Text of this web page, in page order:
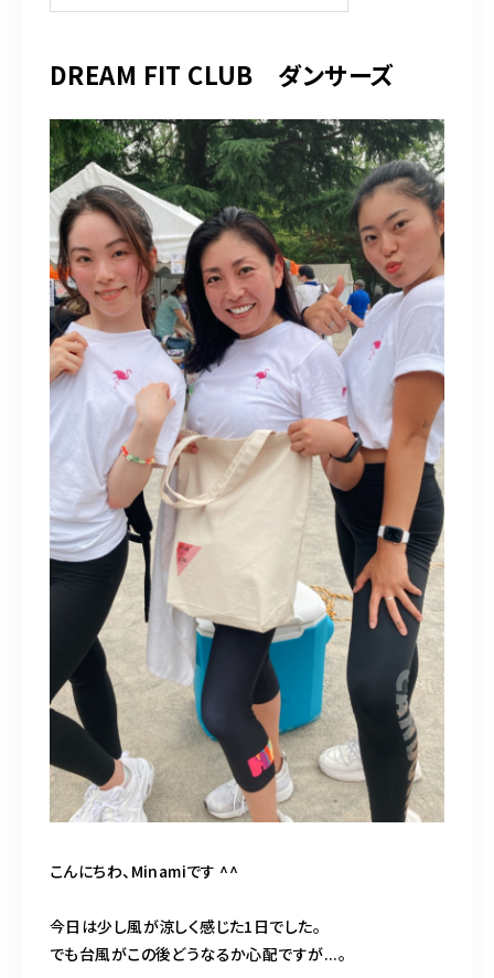
DREAM FIT CLUB ダンサーズ
こんにちわ、Minamiです ^^
今日は少し風が涼しく感じた1日でした。
でも台風がこの後どうなるか心配ですが...。